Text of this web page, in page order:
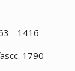
- 1416
1790